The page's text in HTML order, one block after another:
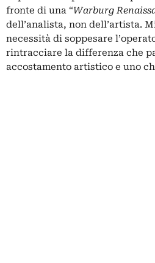
fronte di una “Warburg
dell’analista, non dell’artista.
necessità di soppesare
rintracciare la differenza che
accostamento artistico e uno